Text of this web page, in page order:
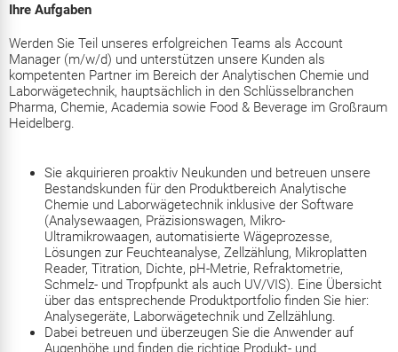
Ihre Aufgaben
Werden Sie Teil unseres erfolgreichen Teams als Account
Manager (m/w/d) und unterstützen unsere Kunden als
kompetenten Partner im Bereich der Analytischen Chemie und
Laborwägetechnik, hauptsächlich in den Schlüsselbranchen
Pharma, Chemie, Academia sowie Food & Beverage im Großraum
Heidelberg.
Sie akquirieren proaktiv Neukunden und betreuen unsere
Bestandskunden für den Produktbereich Analytische
Chemie und Laborwägetechnik inklusive der Software
(Analysewaagen, Präzisionswagen, Mikro-
Ultramikrowaagen, automatisierte Wägeprozesse,
Lösungen zur Feuchteanalyse, Zellzählung, Mikroplatten
Reader, Titration, Dichte, pH-Metrie, Refraktometrie,
Schmelz- und Tropfpunkt als auch UV/VIS). Eine Übersicht
über das entsprechende Produktportfolio finden Sie hier:
Analysegeräte, Laborwägetechnik und Zellzählung.
Dabei betreuen und überzeugen Sie die Anwender auf
Augenhöhe und finden die richtige Produkt- und